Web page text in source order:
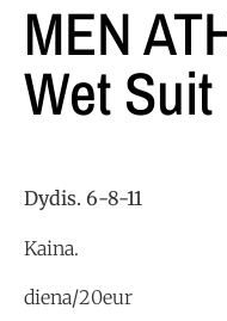
MEN
Wet
Dydis. 6-8-11
Kaina.
diena/20eur